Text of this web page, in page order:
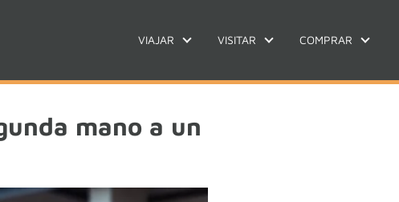
VIAJAR VISITAR COMPRAR
mano a un